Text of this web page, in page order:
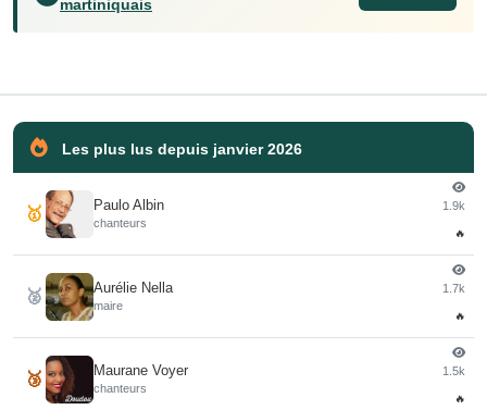
martiniquais
Les plus lus depuis janvier 2026
🥇 Paulo Albin
chanteurs
1.9k
🔥
🥈 Aurélie Nella
maire
1.7k
🔥
🥉 Maurane Voyer
chanteurs
1.5k
🔥